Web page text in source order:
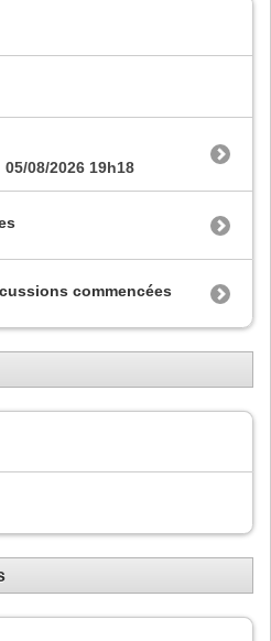
05/08/2026 19h18
commencées